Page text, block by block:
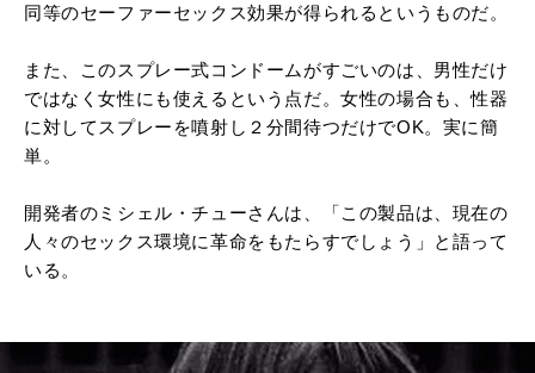
同等のセーファーセックス効果が得られるというものだ。
また、このスプレー式コンドームがすごいのは、男性だけ
ではなく女性にも使えるという点だ。女性の場合も、性器
に対してスプレーを噴射し２分間待つだけでOK。実に簡
単。
開発者のミシェル・チューさんは、「この製品は、現在の
人々のセックス環境に革命をもたらすでしょう」と語って
いる。